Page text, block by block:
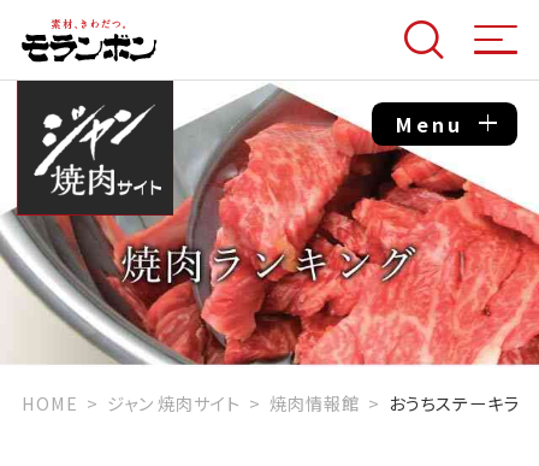
Menu
HOME ジャン 焼肉サイト 焼肉情報館 おうちステーキラ